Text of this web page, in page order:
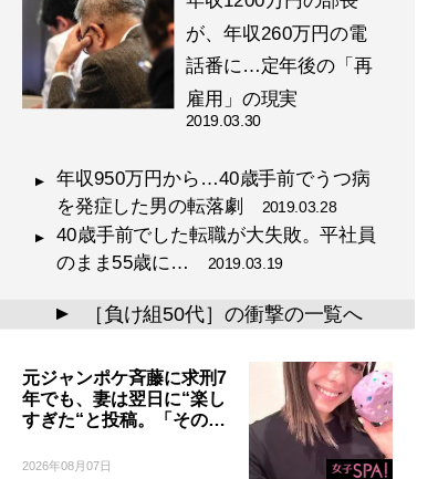
が、年収260万円の電
話番に…定年後の「再
雇用」の現実
2019.03.30
年収950万円から…40歳手前でうつ病
を発症した男の転落劇 2019.03.28
40歳手前でした転職が大失敗。平社員
のまま55歳に… 2019.03.19
▲ ［負け組50代］の衝撃の一覧へ
元ジャンポケ斉藤に求刑7
年でも、妻は翌日に“楽し
すぎた“と投稿。「その…
2026年08月07日